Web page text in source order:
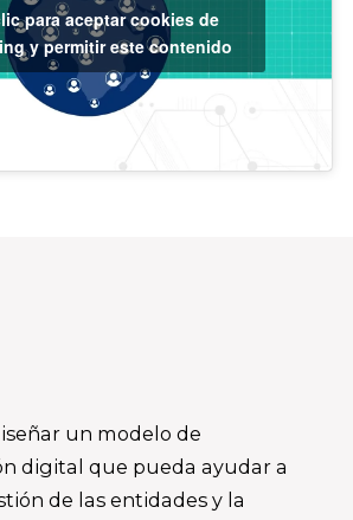
para aceptar cookies de
y permitir este contenido
un modelo de
digital que pueda ayudar a
de las entidades y la